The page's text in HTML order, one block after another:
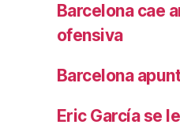
Barcelona cae
ofensiva
Barcelona
Eric García se